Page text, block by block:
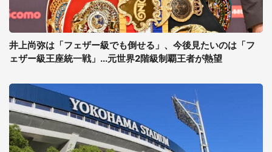
井上尚弥は「フェザー級でも倒せる」、今後見たいのは「フ
ェザー級王座統一戦」...元世界2階級制覇王者が熱望